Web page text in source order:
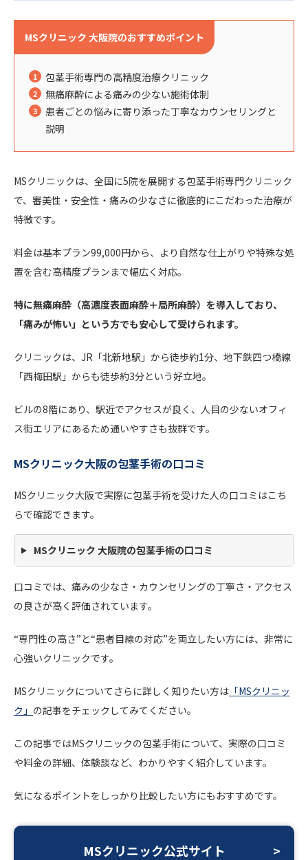
MSクリニック 大阪院のおすすめポイント
包茎手術専門の高精度治療クリニック
無痛麻酔による痛みの少ない施術体制
患者ごとの悩みに寄り添った丁寧なカウンセリングと
説明
MSクリニックは、全国に5院を展開する包茎手術専門クリニック
で、審美性・安全性・痛みの少なさに徹底的にこだわった治療が
特徴です。
料金は基本プラン99,000円から、より自然な仕上がりや特殊な処
置を含む高精度プランまで幅広く対応。
特に無痛麻酔（高濃度表面麻酔＋局所麻酔）を導入しており、
「痛みが怖い」という方でも安心して受けられます。
クリニックは、JR「北新地駅」から徒歩約1分、地下鉄四つ橋線
「西梅田駅」からも徒歩約3分という好立地。
ビルの8階にあり、駅近でアクセスが良く、人目の少ないオフィ
ス街エリアにあるため通いやすさも抜群です。
MSクリニック大阪の包茎手術の口コミ
MSクリニック大阪で実際に包茎手術を受けた人の口コミはこち
らで確認できます。
MSクリニック 大阪院の包茎手術の口コミ
口コミでは、痛みの少なさ・カウンセリングの丁寧さ・アクセス
の良さが高く評価されています。
“専門性の高さ”と“患者目線の対応”を両立したい方には、非常に
心強いクリニックです。
MSクリニックについてさらに詳しく知りたい方は 「MSクリニッ
ク」 の記事をチェックしてみてください。
この記事ではMSクリニックの包茎手術について、実際の口コミ
や料金の詳細、体験談など、わかりやすく紹介しています。
気になるポイントをしっかり比較したい方にもおすすめです。
MSクリニック公式サイト